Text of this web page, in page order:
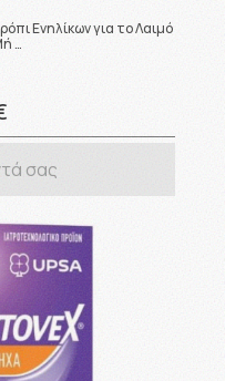
Ενηλίκων για το Λαιμό
…
σας